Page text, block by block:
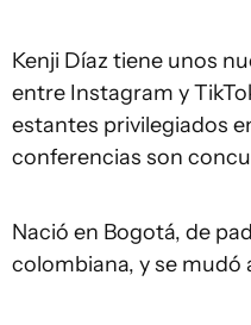
Kenji Díaz tiene unos
entre Instagram y
estantes privilegiados
conferencias son
Nació en Bogotá, de
colombiana, y se mudó